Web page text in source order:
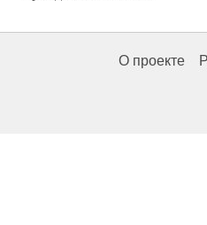
О проекте